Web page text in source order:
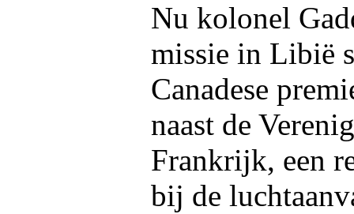
Nu kolonel
missie in Libië
Canadese
naast de
Frankrijk, een
bij de